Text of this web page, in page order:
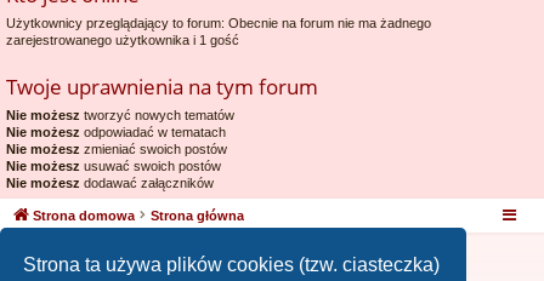
Strona ta używa plików cookies (tzw. ciasteczka)
Użytkownicy przeglądający to forum: Obecnie na forum nie ma żadnego
zarejestrowanego użytkownika i 1 gość
Twoje uprawnienia na tym forum
Nie możesz tworzyć nowych tematów
Nie możesz odpowiadać w tematach
Nie możesz zmieniać swoich postów
Nie możesz usuwać swoich postów
Nie możesz dodawać załączników
Strona domowa Strona główna